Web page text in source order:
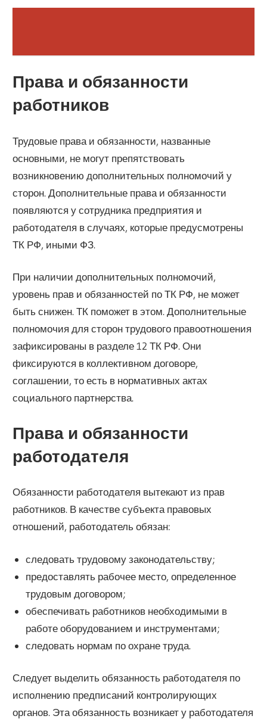
Права и обязанности
работников
Трудовые права и обязанности, названные
основными, не могут препятствовать
возникновению дополнительных полномочий у
сторон. Дополнительные права и обязанности
появляются у сотрудника предприятия и
работодателя в случаях, которые предусмотрены
ТК РФ, иными ФЗ.
При наличии дополнительных полномочий,
уровень прав и обязанностей по ТК РФ, не может
быть снижен. ТК поможет в этом. Дополнительные
полномочия для сторон трудового правоотношения
зафиксированы в разделе 12 ТК РФ. Они
фиксируются в коллективном договоре,
соглашении, то есть в нормативных актах
социального партнерства.
Права и обязанности
работодателя
Обязанности работодателя вытекают из прав
работников. В качестве субъекта правовых
отношений, работодатель обязан:
следовать трудовому законодательству;
предоставлять рабочее место, определенное
трудовым договором;
обеспечивать работников необходимыми в
работе оборудованием и инструментами;
следовать нормам по охране труда.
Следует выделить обязанность работодателя по
исполнению предписаний контролирующих
органов. Эта обязанность возникает у работодателя